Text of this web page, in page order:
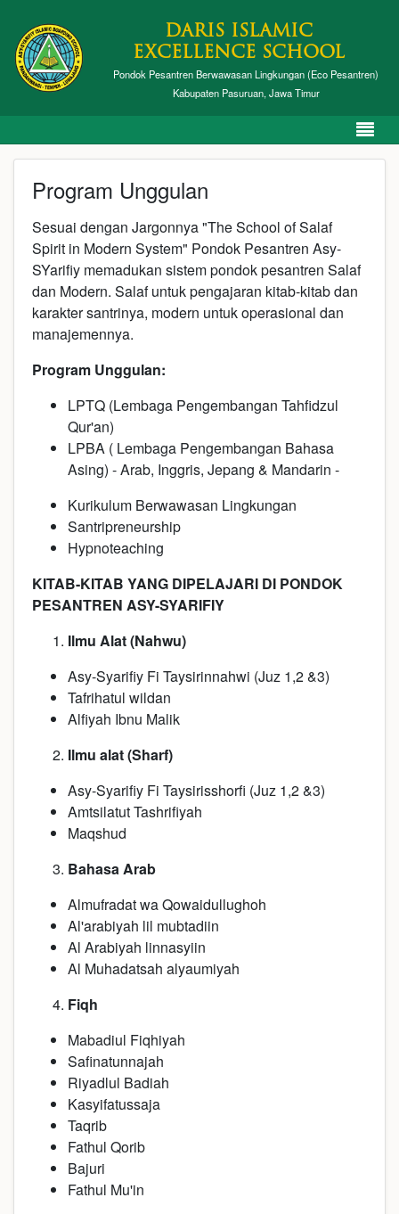
DARIS ISLAMIC
EXCELLENCE SCHOOL
Pondok Pesantren Berwawasan Lingkungan (Eco Pesantren)
Kabupaten Pasuruan, Jawa Timur
Program Unggulan
Sesuai dengan Jargonnya "The School of Salaf
Spirit in Modern System" Pondok Pesantren Asy-
SYarifiy memadukan sistem pondok pesantren Salaf
dan Modern. Salaf untuk pengajaran kitab-kitab dan
karakter santrinya, modern untuk operasional dan
manajemennya.
Program Unggulan:
LPTQ (Lembaga Pengembangan Tahfidzul
Qur'an)
LPBA ( Lembaga Pengembangan Bahasa
Asing) - Arab, Inggris, Jepang & Mandarin -
Kurikulum Berwawasan Lingkungan
Santripreneurship
Hypnoteaching
KITAB-KITAB YANG DIPELAJARI DI PONDOK
PESANTREN ASY-SYARIFIY
Ilmu Alat (Nahwu)
Asy-Syarifiy Fi Taysirinnahwi (Juz 1,2 &3)
Tafrihatul wildan
Alfiyah Ibnu Malik
Ilmu alat (Sharf)
Asy-Syarifiy Fi Taysirisshorfi (Juz 1,2 &3)
Amtsilatut Tashrifiyah
Maqshud
Bahasa Arab
Almufradat wa Qowaidullughoh
Al'arabiyah lil mubtadiin
Al Arabiyah linnasyiin
Al Muhadatsah alyaumiyah
Fiqh
Mabadiul Fiqhiyah
Safinatunnajah
Riyadlul Badiah
Kasyifatussaja
Taqrib
Fathul Qorib
Bajuri
Fathul Mu'in